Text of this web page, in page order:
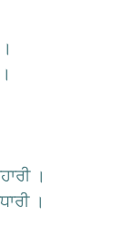
।
।